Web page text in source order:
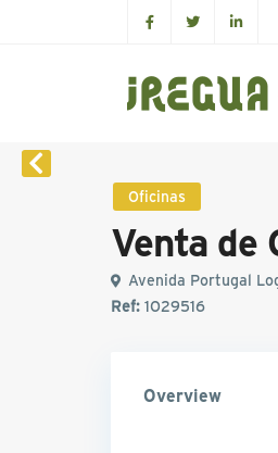
Oficinas
Venta de
Avenida Portugal
Ref:1O29516
Overview